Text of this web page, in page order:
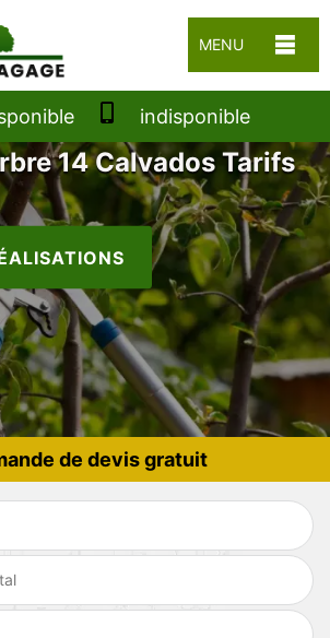
MENU
indisponible
14 Calvados Tarifs
de devis gratuit